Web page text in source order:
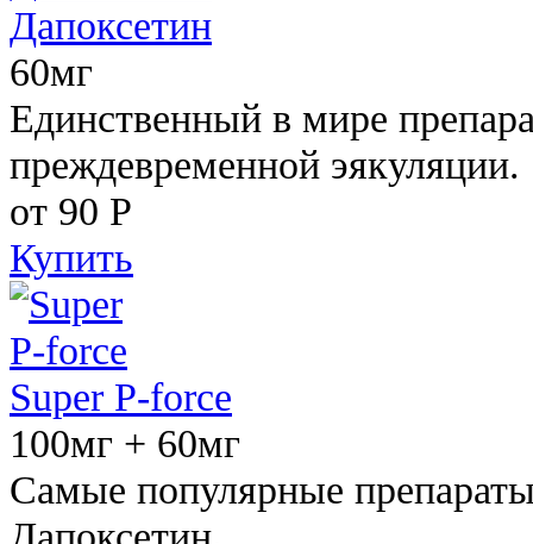
Дапоксетин
60мг
Единственный в мире
преждевременной эякуляции.
от 90 Р
Купить
Super P-force
100мг + 60мг
Самые популярные